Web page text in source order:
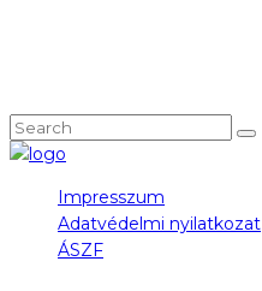
Impresszum
Adatvédelmi nyilatkozat
ÁSZF